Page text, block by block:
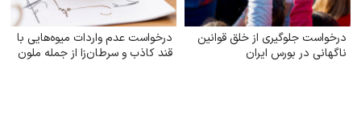
درخواست جلوگیری از خلق قوانین
ناگهانی در بورس ایران
درخواست عدم واردات میوه‌هایی با
قند کاذب و سرطان‌زا از جمله ملون